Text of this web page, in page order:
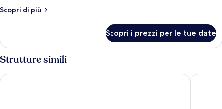
privato
Scopri di più
Altri
comfort,
bagno
privato
Scopri i prezzi per le tue date
Strutture simili
Bikube Coliving Hôtel - Lyon Centre Lumière Hotel